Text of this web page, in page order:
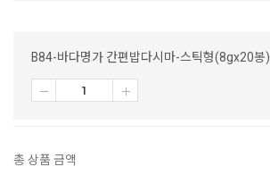
B84-바다명가 간편밥다시마-스틱형(8gx20봉)
총 상품 금액